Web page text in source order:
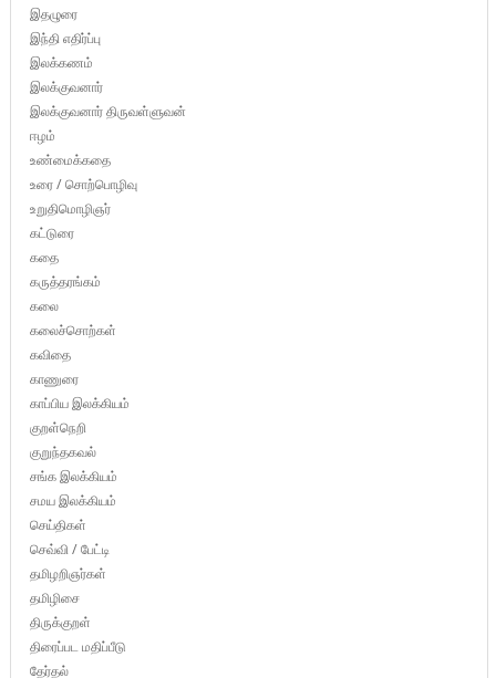
இதழுரை
இந்தி எதிர்ப்பு
இலக்கணம்
இலக்குவனார்
இலக்குவனார் திருவள்ளுவன்
ஈழம்
உண்மைக்கதை
உரை / சொற்பொழிவு
உறுதிமொழிஞர்
கட்டுரை
கதை
கருத்தரங்கம்
கலை
கலைச்சொற்கள்
கவிதை
காணுரை
காப்பிய இலக்கியம்
குறள்நெறி
குறுந்தகவல்
சங்க இலக்கியம்
சமய இலக்கியம்
செய்திகள்
செவ்வி / பேட்டி
தமிழறிஞர்கள்
தமிழிசை
திருக்குறள்
திரைப்பட மதிப்பீடு
தேர்தல்